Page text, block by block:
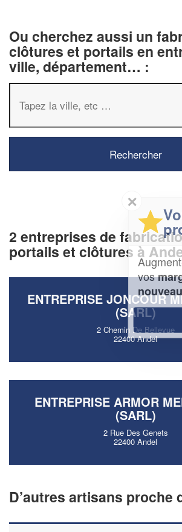
Ou cherchez aussi un
clôtures et portails en
ville, département… :
2 entreprises de
portails et clôtures à
ENTREPRISE JONCOUR
(SARL)
2 Chemin De Bellevue
22400 Andel
ENTREPRISE ARMOR
(SARL)
2 Rue Des Genets
22400 Andel
D’autres artisans proche
Vous êtes
Augmentez votre
vosmargestout en
nouveaux clients!
En